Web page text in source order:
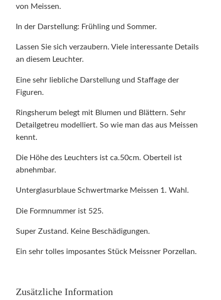
von Meissen.
In der Darstellung: Frühling und Sommer.
Lassen Sie sich verzaubern. Viele interessante Details
an diesem Leuchter.
Eine sehr liebliche Darstellung und Staffage der
Figuren.
Ringsherum belegt mit Blumen und Blättern. Sehr
Detailgetreu modelliert. So wie man das aus Meissen
kennt.
Die Höhe des Leuchters ist ca.50cm. Oberteil ist
abnehmbar.
Unterglasurblaue Schwertmarke Meissen 1. Wahl.
Die Formnummer ist 525.
Super Zustand. Keine Beschädigungen.
Ein sehr tolles imposantes Stück Meissner Porzellan.
Zusätzliche Information